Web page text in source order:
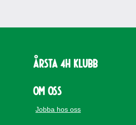
Årsta 4H Klubb
Om oss
Jobba hos oss